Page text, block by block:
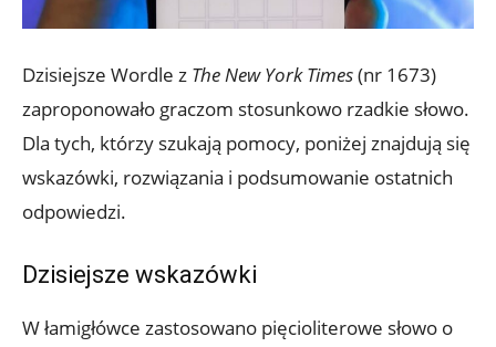
Dzisiejsze Wordle z The New York Times(nr 1673)
zaproponowało graczom stosunkowo rzadkie słowo.
Dla tych, którzy szukają pomocy, poniżej znajdują się
wskazówki, rozwiązania i podsumowanie ostatnich
odpowiedzi.
Dzisiejsze wskazówki
W łamigłówce zastosowano pięcioliterowe słowo o